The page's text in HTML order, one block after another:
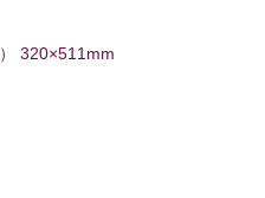
） 320×511mm